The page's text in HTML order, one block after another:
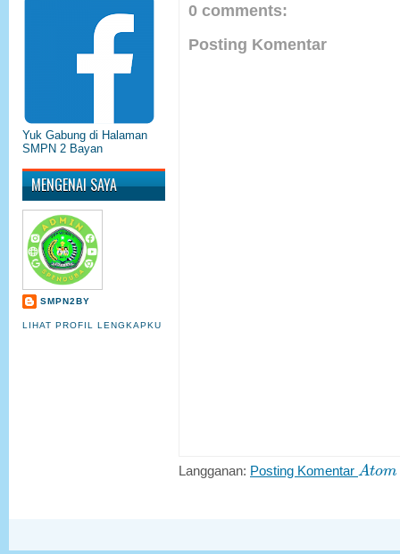
Yuk Gabung di Halaman
SMPN 2 Bayan
MENGENAI SAYA
SMPN2BY
LIHAT PROFIL LENGKAPKU
0 comments:
Posting Komentar
Langganan: Posting Komentar Atom
A to